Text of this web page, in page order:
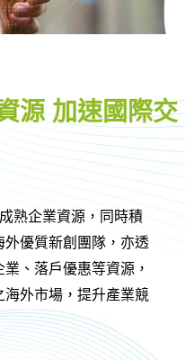
源 加速國際交
熟企業資源，同時積
優質新創團隊，亦透
、落戶優惠等資源，
外市場，提升產業競